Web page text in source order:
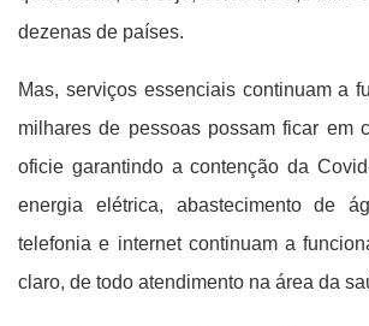
dezenas de países.
Mas, serviços essenciais continuam a
milhares de pessoas possam ficar em
oficie garantindo a contenção da
energia elétrica, abastecimento de
telefonia e internet continuam a
claro, de todo atendimento na área da